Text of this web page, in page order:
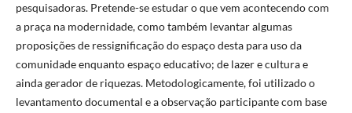
pesquisadoras. Pretende-se estudar o que vem acontecendo com
a praça na modernidade, como também levantar algumas
proposições de ressignificação do espaço desta para uso da
comunidade enquanto espaço educativo; de lazer e cultura e
ainda gerador de riquezas. Metodologicamente, foi utilizado o
levantamento documental e a observação participante com base